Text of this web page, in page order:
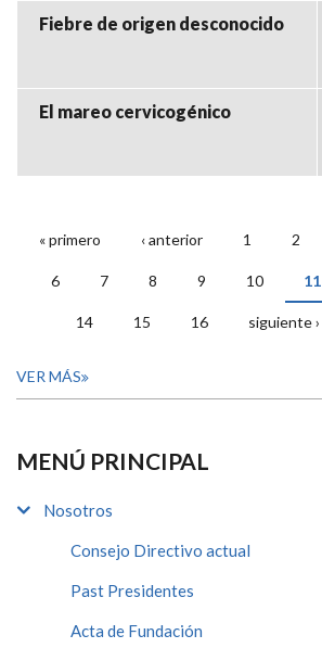
Fiebre de origen desconocido
El mareo cervicogénico
PÁGINAS
« primero ‹ anterior 1 2
6 7 8 9 10 11
14 15 16 siguiente ›
VER MÁS
MENÚ PRINCIPAL
Nosotros
Consejo Directivo actual
Past Presidentes
Acta de Fundación